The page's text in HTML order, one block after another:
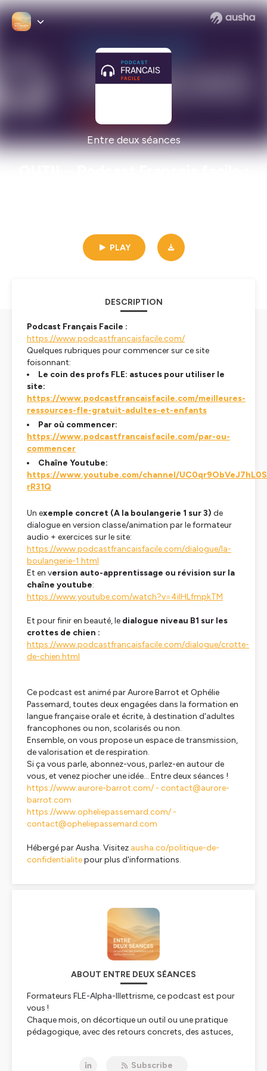
Entre deux séances
PLAY
DESCRIPTION
Podcast Français Facile :
https://www.podcastfrancaisfacile.com/
Quelques rubriques pour commencer sur ce site
foisonnant:
Le coin des profs FLE: astuces pour utiliser le
site:
https://www.podcastfrancaisfacile.com/meilleures-
ressources-fle-gratuit-adultes-et-enfants
Par où commencer:
https://www.podcastfrancaisfacile.com/par-ou-
commencer
Chaîne Youtube:
https://www.youtube.com/channel/
rR31Q
Un exemple concret (A la boulangerie 1 sur 3) de
dialogue en version classe/animation par le formateur
audio + exercices sur le site:
https://www.podcastfrancaisfacile.com/dialogue/la-
boulangerie-1.html
Et en version auto-apprentissage ou révision sur la
chaîne youtube:
https://www.youtube.com/watch?v=4ilHLfmpkTM
Et pour finir en beauté, le dialogue niveau B1 sur les
crottes de chien :
https://www.podcastfrancaisfacile.com/dialogue/crotte-
de-chien.html
Ce podcast est animé par Aurore Barrot et Ophélie
Passemard, toutes deux engagées dans la formation en
langue française orale et écrite, à destination d'adultes
francophones ou non, scolarisés ou non.
Ensemble, on vous propose un espace de transmission,
de valorisation et de respiration.
Si ça vous parle, abonnez-vous, parlez-en autour de
vous, et venez piocher une idée… Entre deux séances !
https://www.aurore-barrot.com/ - contact@aurore-
barrot.com
https://www.opheliepassemard.com/ -
contact@opheliepassemard.com
Hébergé par Ausha. Visitez ausha.co/politique-de-
confidentialitepour plus d'informations.
ABOUT ENTRE DEUX SÉANCES
Formateurs FLE-Alpha-Illettrisme, ce podcast est pour
vous !
Chaque mois, on décortique un outil ou une pratique
pédagogique, avec des retours concrets, des astuces,
Subscribe